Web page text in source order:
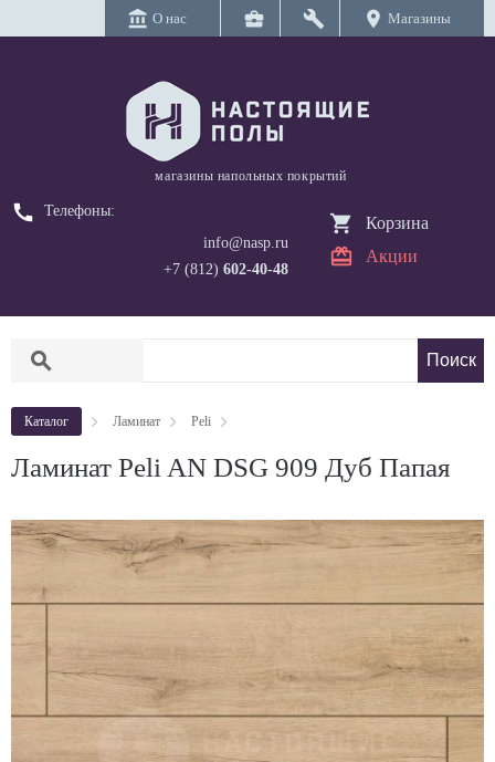
account_balance О нас business_center build location_on Магазины
магазины напольных покрытий
call
Телефоны:
info@nasp.ru
+7 (812) 602-40-48
Корзина
Акции
search
Каталог Ламинат Peli
Ламинат Peli AN DSG 909 Дуб Папая